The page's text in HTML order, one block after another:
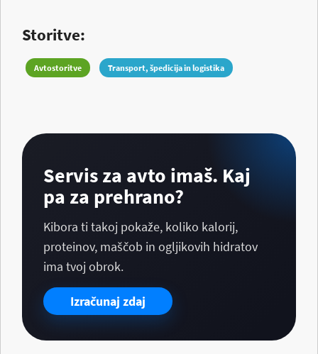
Storitve:
Avtostoritve Transport, špedicija in logistika
Servis za avto imaš. Kaj
pa za prehrano?
Kibora ti takoj pokaže, koliko kalorij,
proteinov, maščob in ogljikovih hidratov
ima tvoj obrok.
Izračunaj zdaj